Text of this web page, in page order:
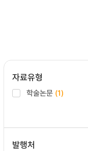
자료유형
학술논문 (1)
발행처